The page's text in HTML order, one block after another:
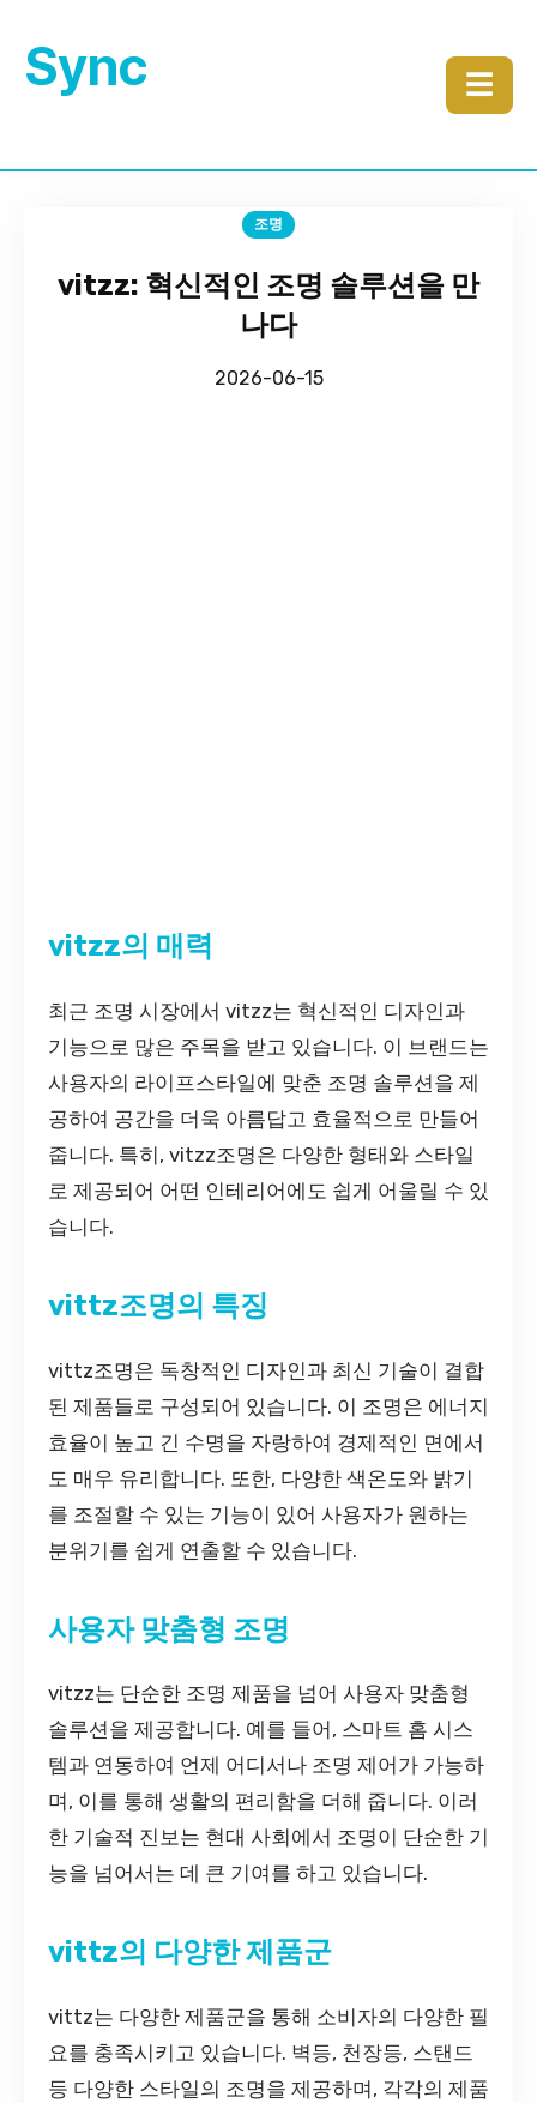
Sync ☰
조명
vitzz: 혁신적인 조명 솔루션을 만
나다
2026-06-15
vitzz의 매력
최근 조명 시장에서 vitzz는 혁신적인 디자인과
기능으로 많은 주목을 받고 있습니다. 이 브랜드는
사용자의 라이프스타일에 맞춘 조명 솔루션을 제
공하여 공간을 더욱 아름답고 효율적으로 만들어
줍니다. 특히, vitzz조명은 다양한 형태와 스타일
로 제공되어 어떤 인테리어에도 쉽게 어울릴 수 있
습니다.
vittz조명의 특징
vittz조명은 독창적인 디자인과 최신 기술이 결합
된 제품들로 구성되어 있습니다. 이 조명은 에너지
효율이 높고 긴 수명을 자랑하여 경제적인 면에서
도 매우 유리합니다. 또한, 다양한 색온도와 밝기
를 조절할 수 있는 기능이 있어 사용자가 원하는
분위기를 쉽게 연출할 수 있습니다.
사용자 맞춤형 조명
vitzz는 단순한 조명 제품을 넘어 사용자 맞춤형
솔루션을 제공합니다. 예를 들어, 스마트 홈 시스
템과 연동하여 언제 어디서나 조명 제어가 가능하
며, 이를 통해 생활의 편리함을 더해 줍니다. 이러
한 기술적 진보는 현대 사회에서 조명이 단순한 기
능을 넘어서는 데 큰 기여를 하고 있습니다.
vittz의 다양한 제품군
vittz는 다양한 제품군을 통해 소비자의 다양한 필
요를 충족시키고 있습니다. 벽등, 천장등, 스탠드
등 다양한 스타일의 조명을 제공하며, 각각의 제품